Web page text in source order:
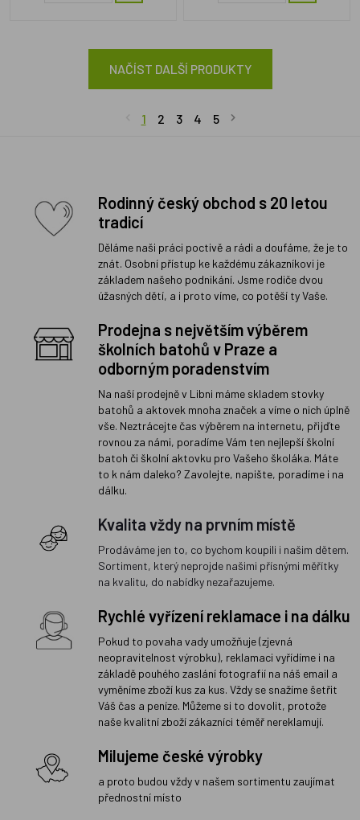
NAČÍST DALŠÍ PRODUKTY
1 2 3 4 5
Rodinný český obchod s 20 letou
tradicí
Děláme naši práci poctivě a rádi a doufáme, že je to
znát. Osobní přístup ke každému zákazníkovi je
základem našeho podnikání. Jsme rodiče dvou
úžasných dětí, a i proto víme, co potěší ty Vaše.
Prodejna s největším výběrem
školních batohů v Praze a
odborným poradenstvím
Na naší prodejně v Libni máme skladem stovky
batohů a aktovek mnoha značek a víme o nich úplně
vše. Neztrácejte čas výběrem na internetu, přijďte
rovnou za námi, poradíme Vám ten nejlepší školní
batoh či školní aktovku pro Vašeho školáka. Máte
to k nám daleko? Zavolejte, napište, poradíme i na
dálku.
Kvalita vždy na prvním místě
Prodáváme jen to, co bychom koupili i našim dětem.
Sortiment, který neprojde našimi přísnými měřítky
na kvalitu, do nabídky nezařazujeme.
Rychlé vyřízení reklamace i na dálku
Pokud to povaha vady umožňuje (zjevná
neopravitelnost výrobku), reklamaci vyřídíme i na
základě pouhého zaslání fotografií na náš email a
vyměníme zboží kus za kus. Vždy se snažíme šetřit
Váš čas a peníze. Můžeme si to dovolit, protože
naše kvalitní zboží zákazníci téměř nereklamují.
Milujeme české výrobky
a proto budou vždy v našem sortimentu zaujímat
přednostní místo